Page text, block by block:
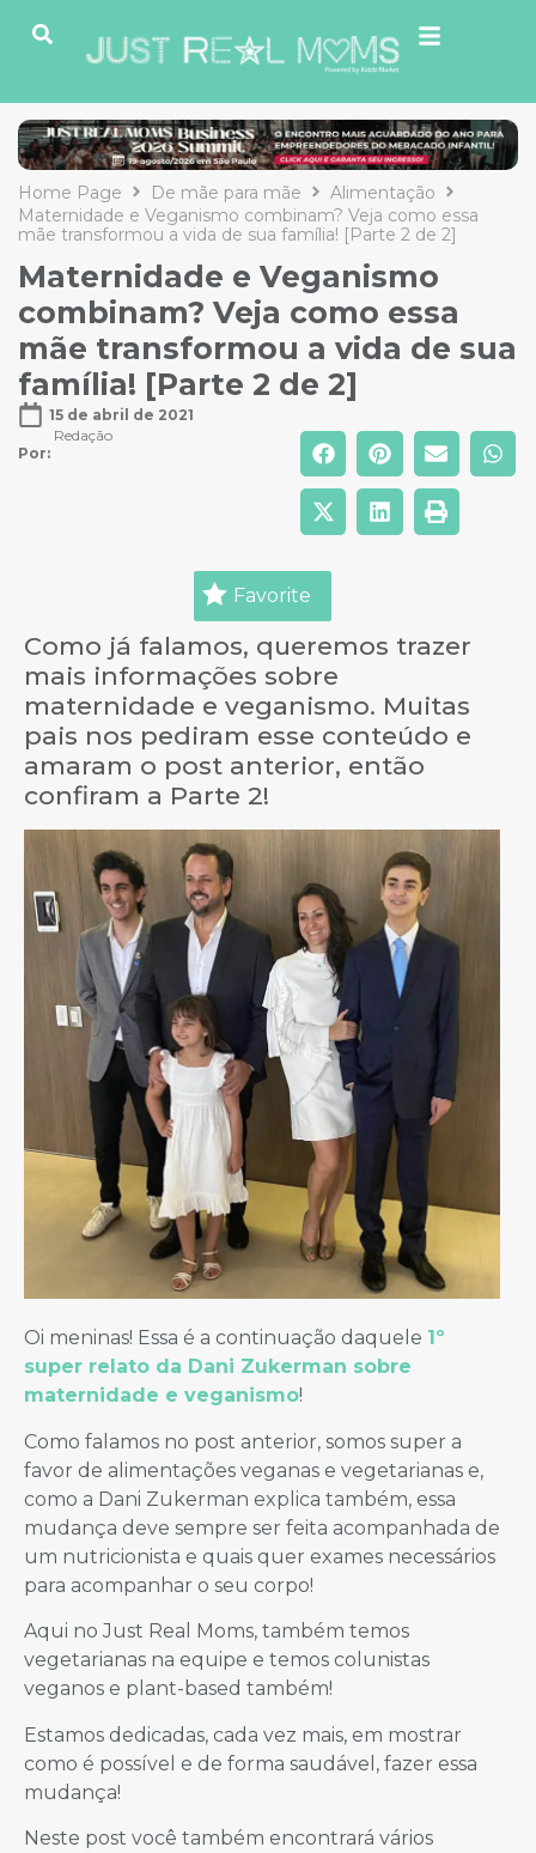
Home Page De mãe para mãe
Alimentação
Maternidade e Veganismo combinam? Veja como essa
mãe transformou a vida de sua família! [Parte 2 de 2]
Maternidade e Veganismo
combinam? Veja como essa
mãe transformou a vida de sua
família! [Parte 2 de 2]
15 de abril de 2021
Por:
Redação
Favorite
Como já falamos, queremos trazer
mais informações sobre
maternidade e veganismo. Muitas
pais nos pediram esse conteúdo e
amaram o post anterior, então
confiram a Parte 2!
Oi meninas! Essa é a continuação daquele 1º
super relato da Dani Zukerman sobre
maternidade e veganismo!
Como falamos no post anterior, somos super a
favor de alimentações veganas e vegetarianas e,
como a Dani Zukerman explica também, essa
mudança deve sempre ser feita acompanhada de
um nutricionista e quais quer exames necessários
para acompanhar o seu corpo!
Aqui no Just Real Moms, também temos
vegetarianas na equipe e temos colunistas
veganos e plant-based também!
Estamos dedicadas, cada vez mais, em mostrar
como é possível e de forma saudável, fazer essa
mudança!
Neste post você também encontrará vários